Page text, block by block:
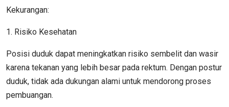
Kekurangan:
1. Risiko Kesehatan
Posisi duduk dapat meningkatkan risiko sembelit dan wasir
karena tekanan yang lebih besar pada rektum. Dengan postur
duduk, tidak ada dukungan alami untuk mendorong proses
pembuangan.